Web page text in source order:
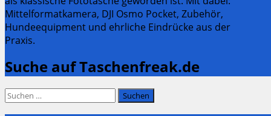
Mittelformatkamera, DJI Osmo Pocket, Zubehör,
Hundeequipment und ehrliche Eindrücke aus der
Praxis.
Suche auf Taschenfreak.de
Suchen
nach: